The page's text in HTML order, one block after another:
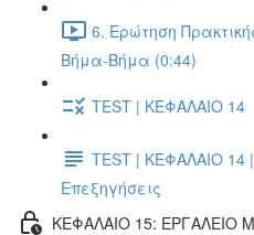
6. Ερώτηση
Βήμα-Βήμα (0:44)
TEST | ΚΕΦΑΛΑΙΟ 14
TEST | ΚΕΦΑΛΑΙΟ 14
Επεξηγήσεις
ΚΕΦΑΛΑΙΟ 15: ΕΡΓΑΛΕΙΟ